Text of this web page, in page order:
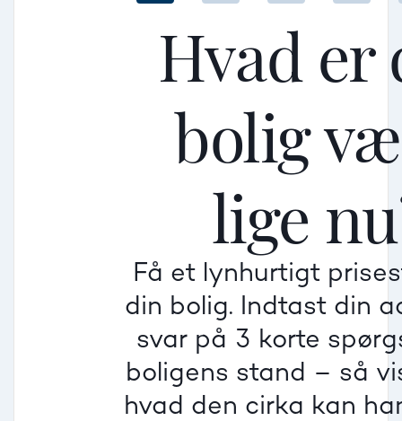
Hvad er
bolig
lige
Få et lynhurtigt
din bolig. Indtast din
svar på 3 korte
boligens stand – så
hvad den cirka kan
Dårlig
Mindre god
Mellem
Dårlig
Mindre god
Mellem
Dårlig
Mindre god
Mellem
Villa
Beregner pris